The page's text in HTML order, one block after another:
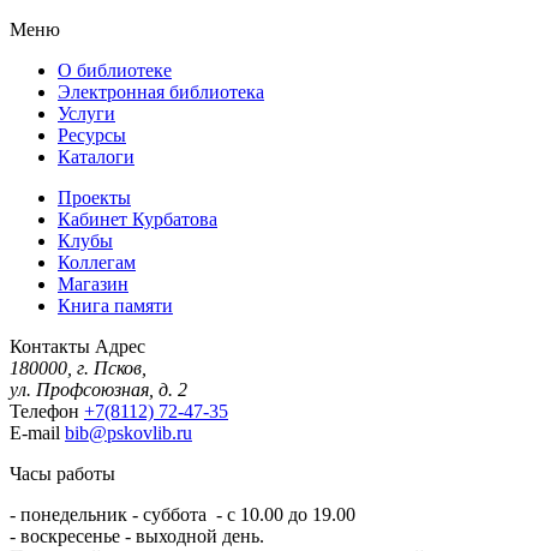
Меню
О библиотеке
Электронная библиотека
Услуги
Ресурсы
Каталоги
Проекты
Кабинет Курбатова
Клубы
Коллегам
Магазин
Книга памяти
Контакты Адрес
180000, г. Псков,
ул. Профсоюзная, д. 2
Телефон +7(8112) 72-47-35
E-mail bib@pskovlib.ru
Часы работы
- понедельник - суббота - с 10.00 до 19.00
- воскресенье - выходной день.